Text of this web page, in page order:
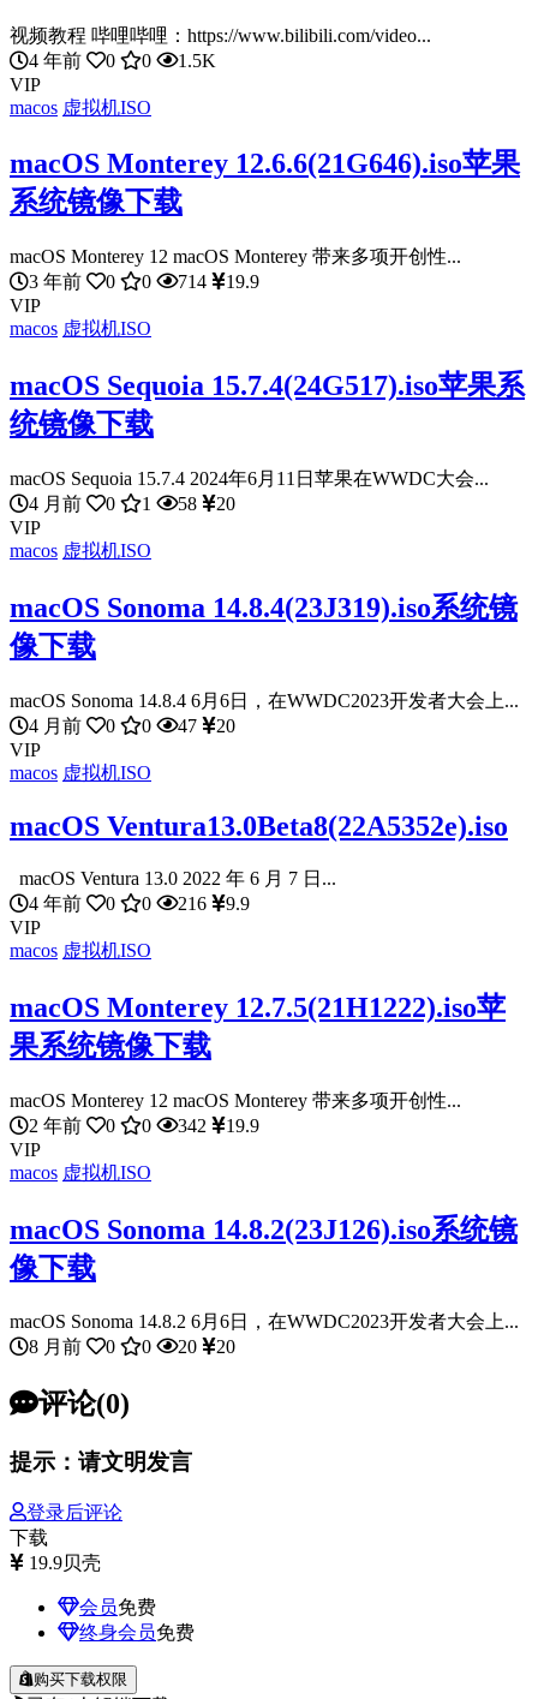
视频教程 哔哩哔哩：https://www.bilibili.com/video...
4 年前
0 0
1.5K
VIP
macos 虚拟机ISO
macOS Monterey 12.6.6(21G646).iso苹果
系统镜像下载
macOS Monterey 12 macOS Monterey 带来多项开创性...
3 年前
0 0 714
19.9
VIP
macos 虚拟机ISO
macOS Sequoia 15.7.4(24G517).iso苹果系
统镜像下载
macOS Sequoia 15.7.4 2024年6月11日苹果在WWDC大会...
4 月前
0 1 58
20
VIP
macos 虚拟机ISO
macOS Sonoma 14.8.4(23J319).iso系统镜
像下载
macOS Sonoma 14.8.4 6月6日，在WWDC2023开发者大会上...
4 月前
0 0 47
20
VIP
macos 虚拟机ISO
macOS Ventura13.0Beta8(22A5352e).iso
macOS Ventura 13.0 2022 年 6 月 7 日...
4 年前
0 0 216
9.9
VIP
macos 虚拟机ISO
macOS Monterey 12.7.5(21H1222).iso苹
果系统镜像下载
macOS Monterey 12 macOS Monterey 带来多项开创性...
2 年前
0 0 342
19.9
VIP
macos 虚拟机ISO
macOS Sonoma 14.8.2(23J126).iso系统镜
像下载
macOS Sonoma 14.8.2 6月6日，在WWDC2023开发者大会上...
8 月前
0 0 20 20
评论(0)
提示：请文明发言
登录后评论
下载
19.9贝壳
会员免费
终身会员免费
购买下载权限